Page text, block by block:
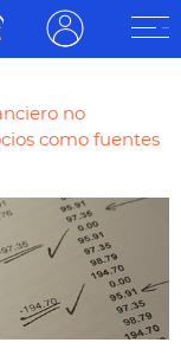
no
como fuentes